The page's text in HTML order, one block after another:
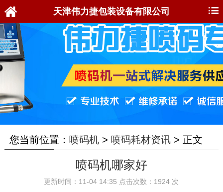
天津伟力捷包装设备有限公司
您当前位置： 喷码机 > 喷码耗材资讯 > 正文
喷码机哪家好
更新时间：11-04 14:35 点击次数：1924 次